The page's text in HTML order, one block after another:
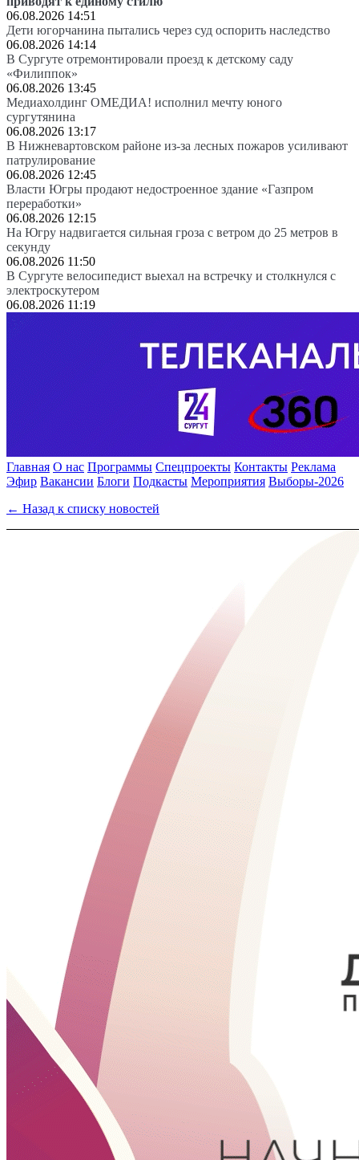
06.08.2026 14:51
Дети югорчанина пытались через суд оспорить наследство
06.08.2026 14:14
В Сургуте отремонтировали проезд к детскому саду
«Филиппок»
06.08.2026 13:45
Медиахолдинг ОМЕДИА! исполнил мечту юного
сургутянина
06.08.2026 13:17
В Нижневартовском районе из-за лесных пожаров усиливают
патрулирование
06.08.2026 12:45
Власти Югры продают недостроенное здание «Газпром
переработки»
06.08.2026 12:15
На Югру надвигается сильная гроза с ветром до 25 метров в
секунду
06.08.2026 11:50
В Сургуте велосипедист выехал на встречку и столкнулся с
электроскутером
06.08.2026 11:19
Главная О нас Программы Спецпроекты Контакты Реклама
Эфир Вакансии Блоги Подкасты Мероприятия Выборы-2026
← Назад к списку новостей